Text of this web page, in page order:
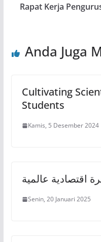
Rapat Kerja
Anda Juga
Cultivating
Students
Kamis, 5 Desember 2024
اقتصادية عالمية
Senin, 20 Januari 2025